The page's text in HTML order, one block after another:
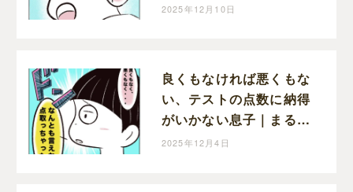
子｜まるの育児絵日記
2025年12月10日
良くもなければ悪くもな
い、テストの点数に納得
がいかない息子｜まるの
育児絵日記
2025年12月4日